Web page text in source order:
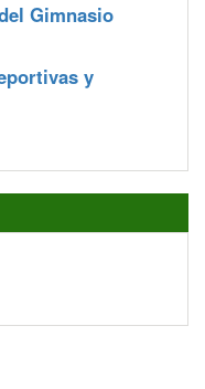
Gimnasio
y